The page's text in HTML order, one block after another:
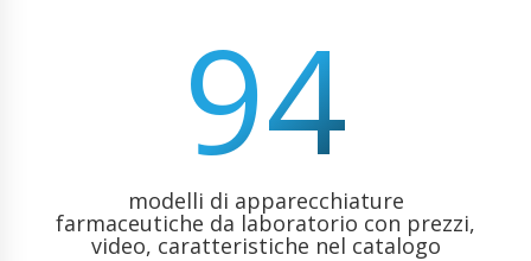
94
modelli di apparecchiature
farmaceutiche da laboratorio con prezzi,
video, caratteristiche nel catalogo